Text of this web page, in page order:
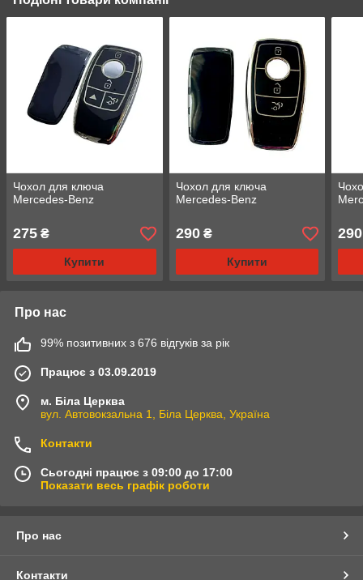
Чохол для ключа
Mercedes-Benz
275 ₴
Купити
Чохол для ключа
Mercedes-Benz
290₴
Купити
290
Про нас
99% позитивних з 676 відгуків за рік
Працює з 03.09.2019
м. Біла Церква
вул. Автовокзальна 1, Біла Церква, Україна
Контакти
Сьогодні працює з 09:00 до 17:00
Показати весь графік роботи
Про нас
Контакти